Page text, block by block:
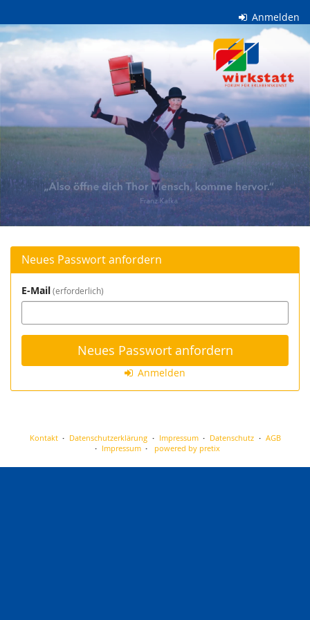
Haupt-
Inhalt
Anmelden
wirkstatt
e.V.
Neues Passwort anfordern
E-Mail erforderlich
Neues Passwort anfordern
Anmelden
Kontakt Datenschutzerklärung Impressum Datenschutz
AGB
Impressum
powered by pretix